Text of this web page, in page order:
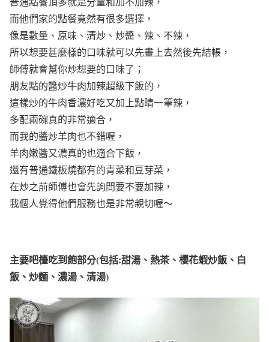
而他們家的點餐竟然有很多選擇，
像是數量、原味、清炒、炒醬、辣、不辣，
所以想要甚麼樣的口味就可以先畫上去然後先結帳，
師傅就會幫你炒想要的口味了；
朋友點的醬炒牛肉加辣超級下飯的，
這樣炒的牛肉香濃好吃又加上點睛一筆辣，
多配兩碗真的非常適合，
而我的醬炒羊肉也不錯喔，
羊肉嫩醬又濃真的也適合下飯，
還有普通鐵板燒都有的青菜和豆芽菜，
在炒之前師傅也會先詢問要不要加辣，
我個人覺得他們服務也是非常親切喔～
主要吧檯吃到飽部分(包括:甜湯、熱茶、櫻花蝦炒飯、白
飯、炒麵、濃湯、清湯)